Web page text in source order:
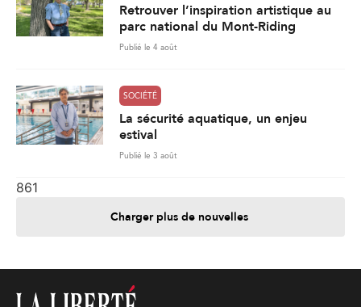
Retrouver l’inspiration artistique au
parc national du Mont-Riding
Publié le 4 août
SOCIÉTÉ
La sécurité aquatique, un enjeu
estival
Publié le 3 août
861
Charger plus de nouvelles